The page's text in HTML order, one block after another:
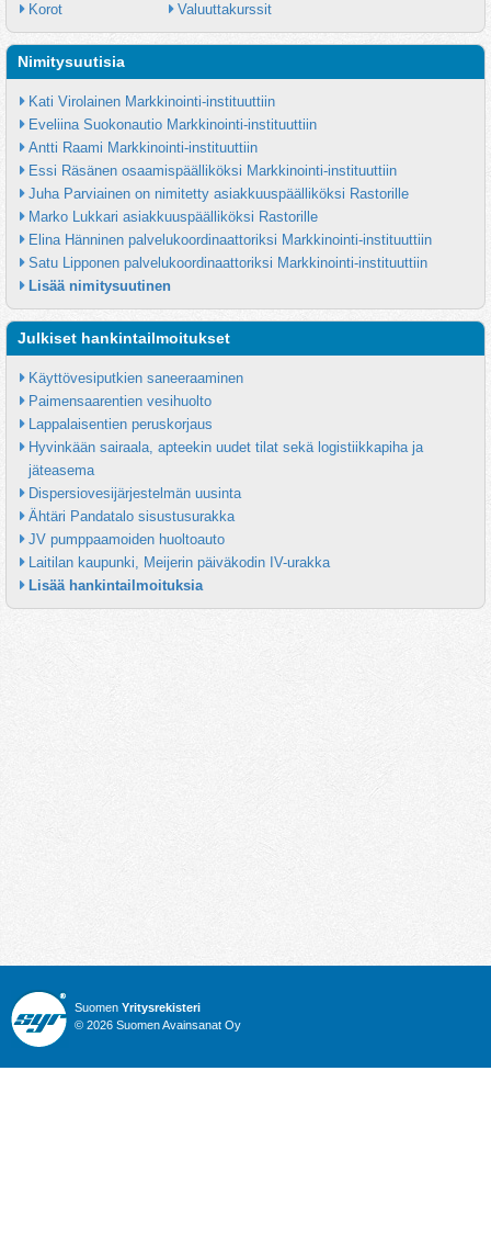
Korot Valuuttakurssit
Nimitysuutisia
Kati Virolainen Markkinointi-instituuttiin
Eveliina Suokonautio Markkinointi-instituuttiin
Antti Raami Markkinointi-instituuttiin
Essi Räsänen osaamispäälliköksi Markkinointi-instituuttiin
Juha Parviainen on nimitetty asiakkuuspäälliköksi Rastorille
Marko Lukkari asiakkuuspäälliköksi Rastorille
Elina Hänninen palvelukoordinaattoriksi Markkinointi-instituuttiin
Satu Lipponen palvelukoordinaattoriksi Markkinointi-instituuttiin
Lisää nimitysuutinen
Julkiset hankintailmoitukset
Käyttövesiputkien saneeraaminen
Paimensaarentien vesihuolto
Lappalaisentien peruskorjaus
Hyvinkään sairaala, apteekin uudet tilat sekä logistiikkapiha ja
jäteasema
Dispersiovesijärjestelmän uusinta
Ähtäri Pandatalo sisustusurakka
JV pumppaamoiden huoltoauto
Laitilan kaupunki, Meijerin päiväkodin IV-urakka
Lisää hankintailmoituksia
Suomen Yritysrekisteri
© 2026 Suomen Avainsanat Oy